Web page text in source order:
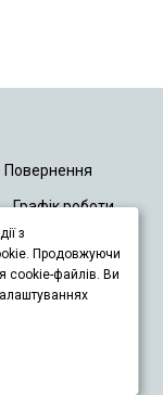
Повернення
Графік роботи
Львів
з
Продовжуючи
cookie-файлів. Ви